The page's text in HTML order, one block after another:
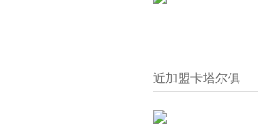
近加盟卡塔尔俱 ...